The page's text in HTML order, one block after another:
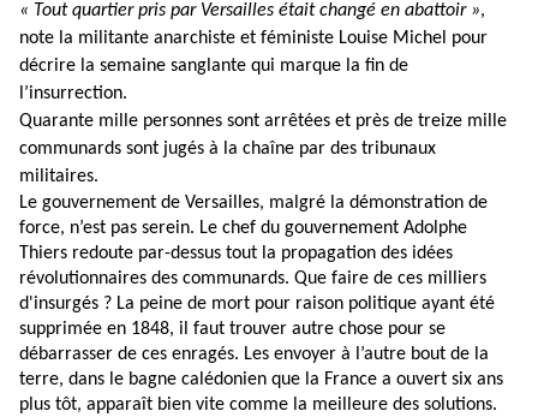
« Tout quartier pris par Versailles était changé en abattoir »,
note la militante anarchiste et féministe Louise Michel pour
décrire la semaine sanglante qui marque la fin de
l’insurrection.
Quarante mille personnes sont arrêtées et près de treize mille
communards sont jugés à la chaîne par des tribunaux
militaires.
Le gouvernement de Versailles, malgré la démonstration de
force, n’est pas serein. Le chef du gouvernement Adolphe
Thiers redoute par-dessus tout la propagation des idées
révolutionnaires des communards. Que faire de ces milliers
d'insurgés ? La peine de mort pour raison politique ayant été
supprimée en 1848, il faut trouver autre chose pour se
débarrasser de ces enragés. Les envoyer à l’autre bout de la
terre, dans le bagne calédonien que la France a ouvert six ans
plus tôt, apparaît bien vite comme la meilleure des solutions.